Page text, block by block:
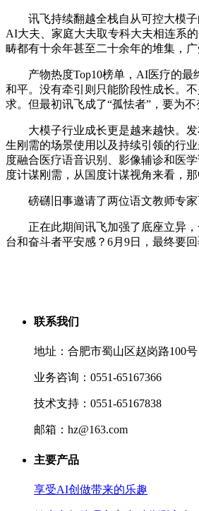
讯飞持续翻越全栈自从可控大模子
AI大夫、家庭大夫取专科大夫相连系
畴都有十余年甚至二十余年的堆集，
产物热度Top10榜单，AI医疗的最终
和平。没有牵引则只能阶段性成长。
求。但最初讯飞成了“孤怯者”，要为
大模子行业成长更是越来越快。发
生刚需的场景使用以及持续引领的行
度融合医疗语音识别、影像辅诊和医
度计谋刚需，从国度计谋视角来看，
磅礴旧事邀请了两位语文教师专家
正在此期间讯飞加强了底座立异，
台和奋斗者平安感？6月9日，最终要
联系我们
地址：合肥市蜀山区赵岗路100号
业务咨询：0551-65167366
技术支持：0551-65167838
邮箱：hz@163.com
主要产品
享受AI创做带来的乐趣